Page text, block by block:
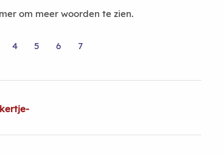
om meer woorden te zien.
4 5 6 7